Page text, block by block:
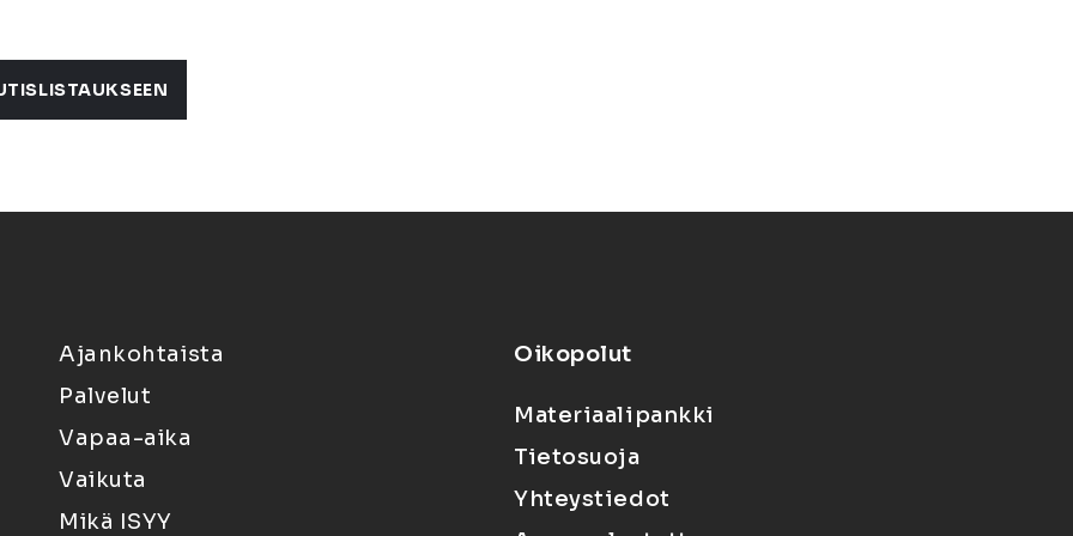
Ajankohtaista
Palvelut
Vapaa-aika
Vaikuta
Mikä ISYY
Oikopolut
Materiaalipankki
Tietosuoja
Yhteystiedot